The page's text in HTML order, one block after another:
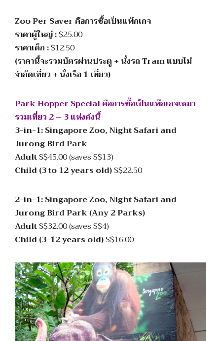
Zoo Per Saver คือการซื้อเป็นแพ๊กเกจ
ราคาผู้ใหญ่ :$25.00
ราคาเด็ก :$12.50
(ราคานี้จะรวมบัตรผ่านประตู + นั่งรถ Tram แบบไม่
จำกัดเที่ยว + นั่งเรือ 1 เที่ยว)
Park Hopper Special คือการซื้อเป็นแพ๊กเกจเหมา
รวมเที่ยว 2 – 3 แห่งดังนี้
3-in-1: Singapore Zoo, Night Safari and
Jurong Bird Park
AdultS$45.00 (saves S$13)
Child (3 to 12 years old)S$22.50
2-in-1: Singapore Zoo, Night Safari and
Jurong Bird Park (Any 2 Parks)
AdultS$32.00 (saves S$4)
Child (3-12 years old)S$16.00